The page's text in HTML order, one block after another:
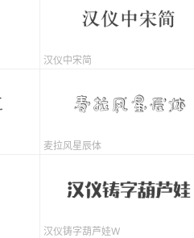
汉仪中宋简
麦拉风星辰体
汉仪铸字葫芦娃W